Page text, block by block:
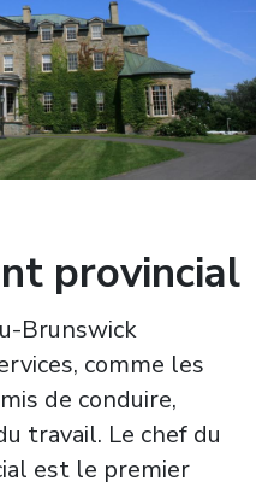
provincial
Brunswick
comme les
de conduire,
travail. Le chef du
est le premier